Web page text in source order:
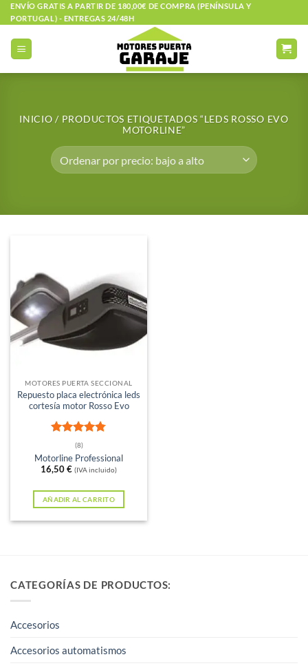
Saltar
al
contenido
ENVÍO GRATIS A PARTIR DE 180,00€ DE COMPRA (PENÍNSULA Y
PORTUGAL) - ENTREGAS 24/48H
INICIO / PRODUCTOS ETIQUETADOS “LEDS ROSSO EVO
MOTORLINE”
MOTORES PUERTA SECCIONAL
Repuesto placa electrónica leds
cortesía motor Rosso Evo
Valorado
con
4.75
de 5
(8)
Motorline Professional
16,50€ (IVA incluido)
AÑADIR AL CARRITO
CATEGORÍAS DE PRODUCTOS:
Accesorios
Accesorios automatismos